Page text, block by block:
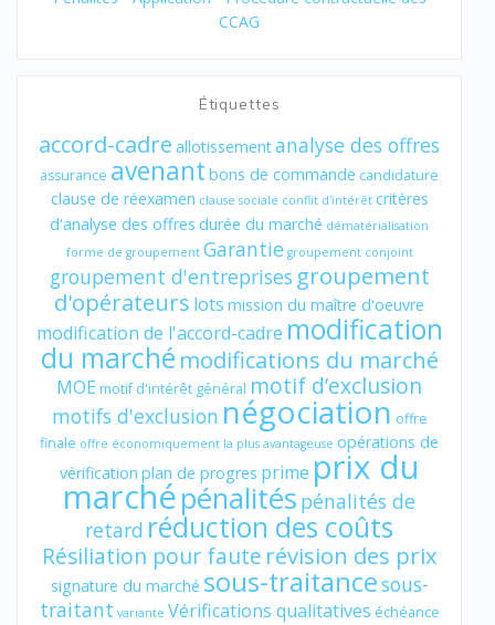
CCAG
Étiquettes
accord-cadre allotissementanalyse des offres
assurance avenant bons de commande candidature
clause de réexamen clause sociale conflit d'intérêt critères
d'analyse des offres durée du marché dématérialisation
forme de groupement Garantie groupement conjoint
groupement d'entreprises groupement
d'opérateurs lots mission du maître d'oeuvre
modification de l'accord-cadre modification
du marché modifications du marché
MOE motif d'intérêt général motif d’exclusion
motifs d'exclusion négociation offre
finale offre économiquement la plus avantageuse opérations de
vérification plan de progres prime prix du
marchépénalités pénalités de
retard réduction des coûts
Résiliation pour faute révision des prix
signature du marché sous-traitancesous-
traitant variante Vérifications qualitatives échéance